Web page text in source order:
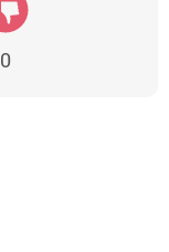
0